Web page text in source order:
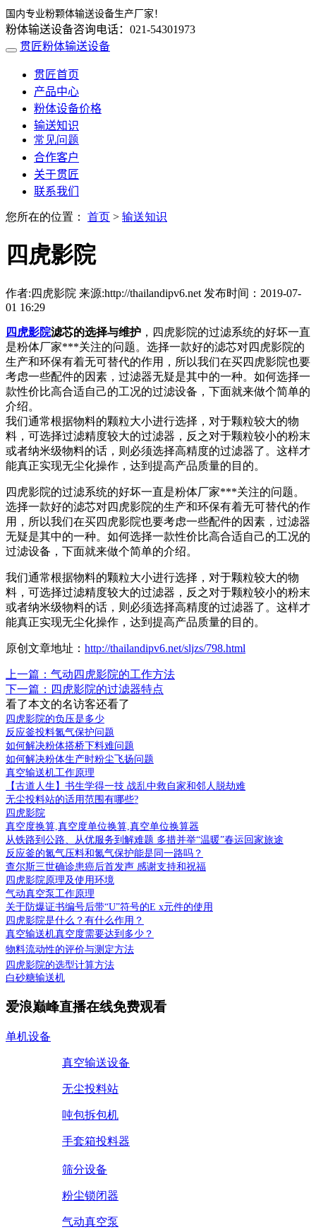
国内专业粉颗体输送设备生产厂家！
粉体输送设备咨询电话：021-54301973
贯匠粉体输送设备
贯匠首页
产品中心
粉体设备价格
输送知识
常见问题
合作客户
关于贯匠
联系我们
您所在的位置： 首页 > 输送知识
四虎影院
作者:四虎影院 来源:http://thailandipv6.net 发布时间：2019-07-
01 16:29
四虎影院滤芯的选择与维护 ，四虎影院的过滤系统的好坏一直
是粉体厂家***关注的问题。选择一款好的滤芯对四虎影院的
生产和环保有着无可替代的作用，所以我们在买四虎影院也要
考虑一些配件的因素，过滤器无疑是其中的一种。如何选择一
款性价比高合适自己的工况的过滤设备，下面就来做个简单的
介绍。
我们通常根据物料的颗粒大小进行选择，对于颗粒较大的物
料，可选择过滤精度较大的过滤器，反之对于颗粒较小的粉末
或者纳米级物料的话，则必须选择高精度的过滤器了。这样才
能真正实现无尘化操作，达到提高产品质量的目的。
四虎影院的过滤系统的好坏一直是粉体厂家***关注的问题。
选择一款好的滤芯对四虎影院的生产和环保有着无可替代的作
用，所以我们在买四虎影院也要考虑一些配件的因素，过滤器
无疑是其中的一种。如何选择一款性价比高合适自己的工况的
过滤设备，下面就来做个简单的介绍。
我们通常根据物料的颗粒大小进行选择，对于颗粒较大的物
料，可选择过滤精度较大的过滤器，反之对于颗粒较小的粉末
或者纳米级物料的话，则必须选择高精度的过滤器了。这样才
能真正实现无尘化操作，达到提高产品质量的目的。
原创文章地址： http://thailandipv6.net/sljzs/798.html
上一篇：气动四虎影院的工作方法
下一篇：四虎影院的过滤器特点
看了本文的名访客还看了
四虎影院的负压是多少
反应釜投料氮气保护问题
如何解决粉体搭桥下料难问题
如何解决粉体生产时粉尘飞扬问题
真空输送机工作原理
【古道人生】书生学得一技 战乱中救自家和邻人脱劫难
无尘投料站的适用范围有哪些?
四虎影院
真空度换算,真空度单位换算,真空单位换算器
从铁路到公路、从优服务到解难题 多措并举“温暖”春运回家旅途
反应釜的氮气压料和氮气保护能是同一路吗？
查尔斯三世确诊患癌后首发声 感谢支持和祝福
四虎影院原理及使用环境
气动真空泵工作原理
关于防爆证书编号后带“U”符号的E x元件的使用
四虎影院是什么？有什么作用？
真空输送机真空度需要达到多少？
物料流动性的评价与测定方法
四虎影院的选型计算方法
白砂糖输送机
爱浪巅峰直播在线免费观看
单机设备
真空输送设备
无尘投料站
吨包拆包机
手套箱投料器
筛分设备
粉尘锁闭器
气动真空泵